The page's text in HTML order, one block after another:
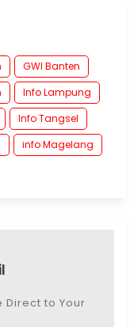
GWI Banten
Info Lampung
Info Tangsel
info Magelang
Direct to Your